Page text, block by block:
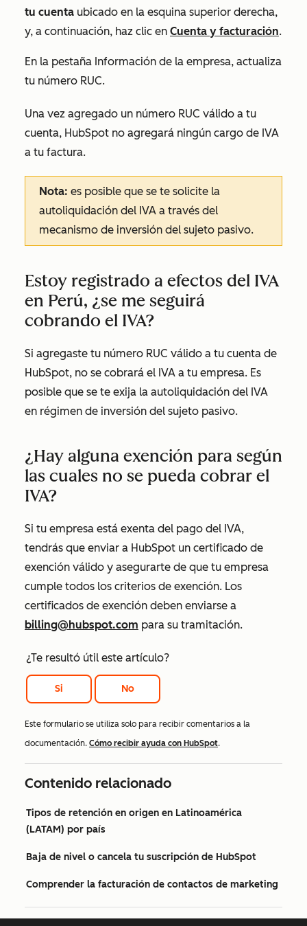
tu cuenta ubicado en la esquina superior derecha,
y, a continuación, haz clic en Cuenta y facturación.
En la pestaña Información de la empresa, actualiza
tu número RUC.
Una vez agregado un número RUC válido a tu
cuenta, HubSpot no agregará ningún cargo de IVA
a tu factura.
Nota: es posible que se te solicite la
autoliquidación del IVA a través del
mecanismo de inversión del sujeto pasivo.
Estoy registrado a efectos del IVA
en Perú, ¿se me seguirá
cobrando el IVA?
Si agregaste tu número RUC válido a tu cuenta de
HubSpot, no se cobrará el IVA a tu empresa. Es
posible que se te exija la autoliquidación del IVA
en régimen de inversión del sujeto pasivo.
¿Hay alguna exención para según
las cuales no se pueda cobrar el
IVA?
Si tu empresa está exenta del pago del IVA,
tendrás que enviar a HubSpot un certificado de
exención válido y asegurarte de que tu empresa
cumple todos los criterios de exención. Los
certificados de exención deben enviarse a
billing@hubspot.com para su tramitación.
¿Te resultó útil este artículo?
Si No
Este formulario se utiliza solo para recibir comentarios a la
documentación. Cómo recibir ayuda con HubSpot.
Contenido relacionado
Tipos de retención en origen en Latinoamérica
(LATAM) por país
Baja de nivel o cancela tu suscripción de HubSpot
Comprender la facturación de contactos de marketing